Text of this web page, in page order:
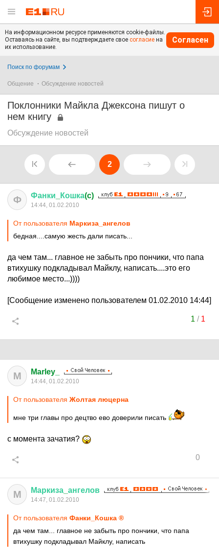
На информационном ресурсе применяются cookie-файлы.
Оставаясь на сайте, вы подтверждаете свое согласие на
их использование.
Согласен
Поиск по форумам
Общение Обсуждение новостей
Поклонники Майкла Джексона пишут о
нем книгу
Обсуждение новостей
2
Ф Фанки Кошка(c)
14:44, 01.02.2010
От пользователя Маркиза_ангелов
бедная....самую жесть дали писать...
да чем там... главное не забыть про пончики, что папа
втихушку подкладывал Майклу, написать....это его
любимое место...))))
[Сообщение изменено пользователем 01.02.2010 14:44]
1 / 1
M Marley_
14:44, 01.02.2010
От пользователя Жолтая люцерна
мне три главы про децтво ево доверили писать
с момента зачатия?
0
М Маркиза ангелов
14:47, 01.02.2010
От пользователя Фанки_Кошка ®
да чем там... главное не забыть про пончики, что папа
втихушку подкладывал Майклу, написать